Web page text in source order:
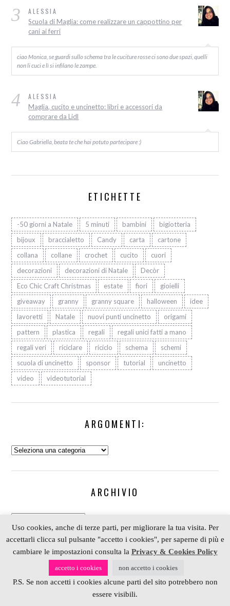
3 ALESSIA
Scuola di Maglia: come realizzare un cappottino per
cani ai ferri
ciao Monica, se guardi sullo schema tra le cuciture rosse ci sono due spazi, quelli
non li cuci e lì si infilano le zampe.
4 ALESSIA
Maglia, cucito e uncinetto: libri e accessori da
comprare da Lidl
Ciao Gabriella, beata te che hai potuto partecipare :)
ETICHETTE
-50 giorni a Natale 5 minuti bambini
bigiotteria
bijoux
braccialetto Candy carta
cartone
collana
collane crochet cucito
cuori
decorazioni
decorazioni di Natale
Decòr
Eco Chic Craft Christmas
estate fiori
gioielli
giveaway
granny granny square halloween
idee
lavoretti
Natale nuovi punti uncinetto
origami
pattern
plastica regali
regali unici fatti a mano
regali veri
riciclare riciclo schema
schemi
scuola di uncinetto
sponsor tutorial
uncinetto
video
videotutorial
ARGOMENTI:
Argomenti:
ARCHIVIO
Archivio
COPYRIGHT 2006-2023 ALESSIA SCRAP & CRAFT |
PARTNERDEPOSITPHOTOS| P. IVA 01574070098 |
REALIZZATO DA4BLOG.INFO
BACK TO TOP
Uso cookies, anche di terze parti, per migliorare la tua visita. Per
accettarli clicca sul pulsante "accetto i cookies", per saperne di più e
cambiare le impostazioni consulta la Privacy & Cookies Policy
accetto i cookies non accetto i cookies
P.S. Se non accetti i cookies alcune parti del sito potrebbero non
essere visibili.